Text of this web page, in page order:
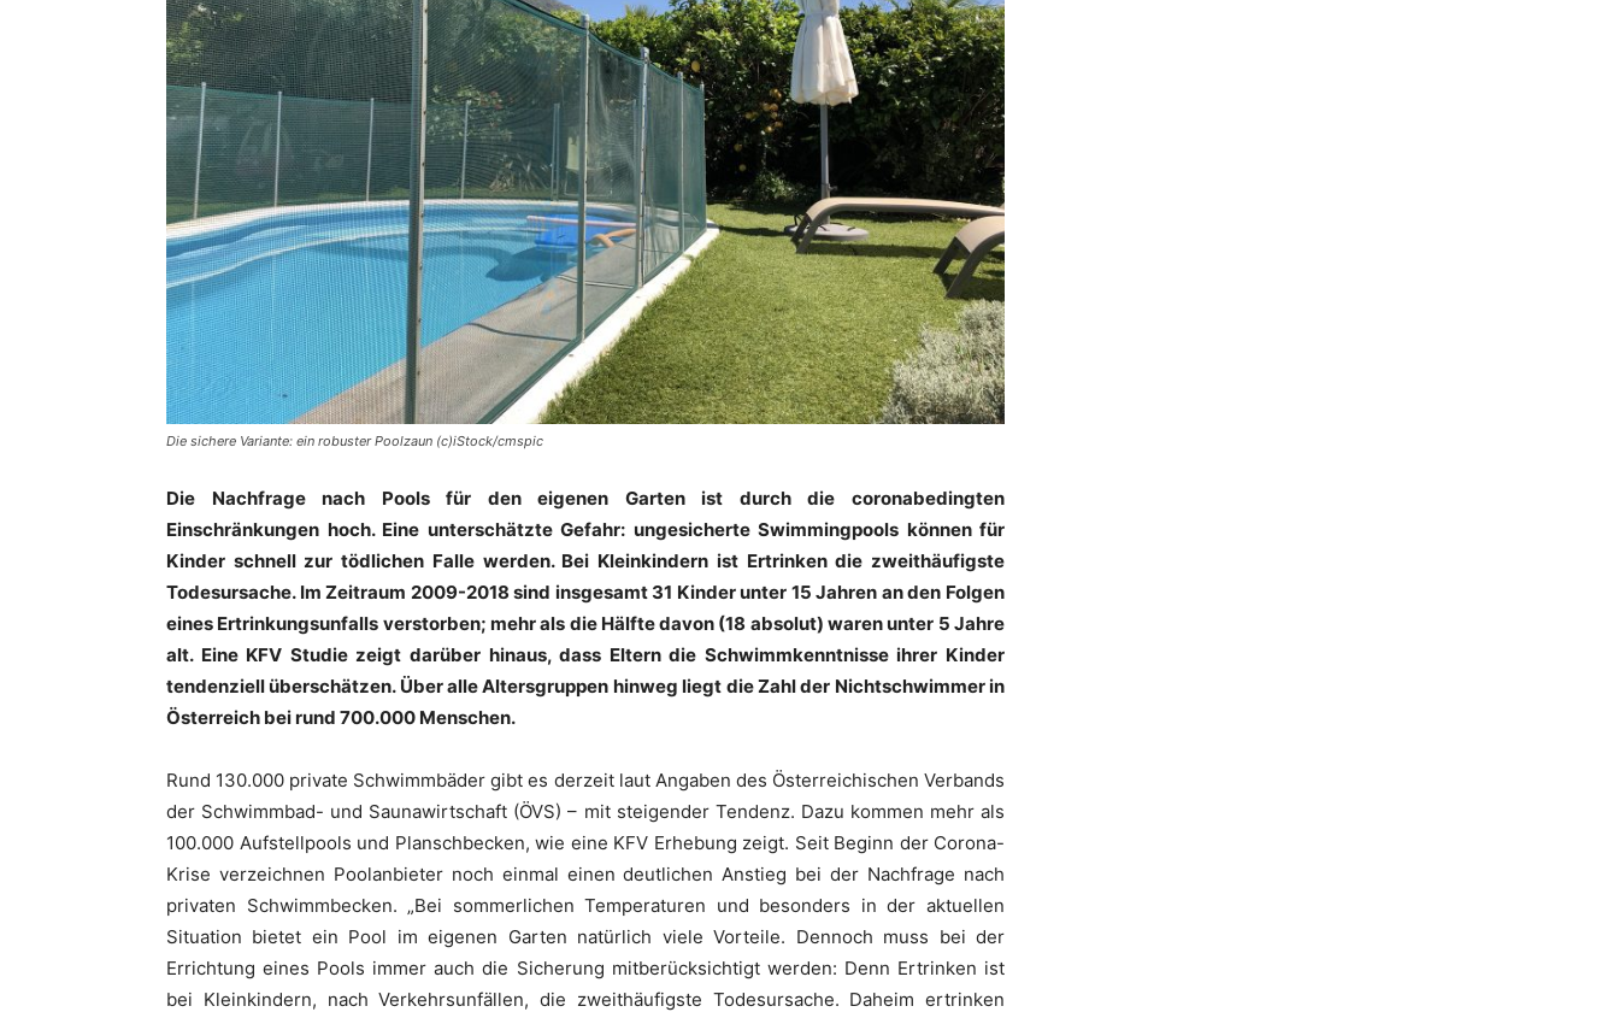
Die sichere Variante: ein robuster Poolzaun (c)iStock/cmspic
Die Nachfrage nach Pools für den eigenen Garten ist durch die coronabedingten
Einschränkungen hoch. Eine unterschätzte Gefahr: ungesicherte Swimmingpools können für
Kinder schnell zur tödlichen Falle werden. Bei Kleinkindern ist Ertrinken die zweithäufigste
Todesursache. Im Zeitraum 2009-2018 sind insgesamt 31 Kinder unter 15 Jahren an den Folgen
eines Ertrinkungsunfalls verstorben; mehr als die Hälfte davon (18 absolut) waren unter 5 Jahre
alt. Eine KFV Studie zeigt darüber hinaus, dass Eltern die Schwimmkenntnisse ihrer Kinder
tendenziell überschätzen. Über alle Altersgruppen hinweg liegt die Zahl der Nichtschwimmer in
Österreich bei rund 700.000 Menschen.
Rund 130.000 private Schwimmbäder gibt es derzeit laut Angaben des Österreichischen Verbands
der Schwimmbad- und Saunawirtschaft (ÖVS) – mit steigender Tendenz. Dazu kommen mehr als
100.000 Aufstellpools und Planschbecken, wie eine KFV Erhebung zeigt. Seit Beginn der Corona-
Krise verzeichnen Poolanbieter noch einmal einen deutlichen Anstieg bei der Nachfrage nach
privaten Schwimmbecken. „Bei sommerlichen Temperaturen und besonders in der aktuellen
Situation bietet ein Pool im eigenen Garten natürlich viele Vorteile. Dennoch muss bei der
Errichtung eines Pools immer auch die Sicherung mitberücksichtigt werden: Denn Ertrinken ist
bei Kleinkindern, nach Verkehrsunfällen, die zweithäufigste Todesursache. Daheim ertrinken